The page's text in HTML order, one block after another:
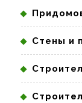
Стены и